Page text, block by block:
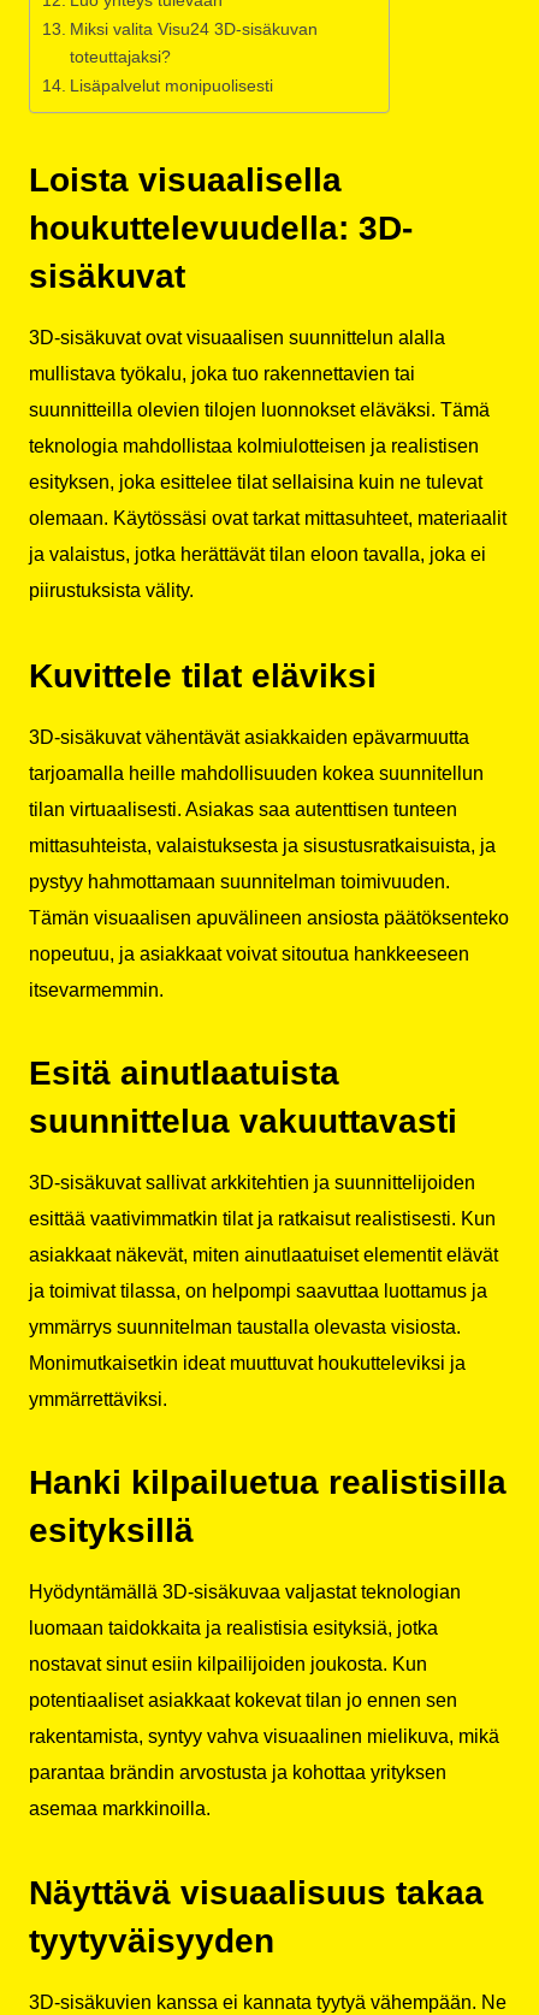
Miksi valita Visu24 3D-sisäkuvan
toteuttajaksi?
Lisäpalvelut monipuolisesti
Loista visuaalisella
houkuttelevuudella: 3D-
sisäkuvat
3D-sisäkuvat ovat visuaalisen suunnittelun alalla
mullistava työkalu, joka tuo rakennettavien tai
suunnitteilla olevien tilojen luonnokset eläväksi. Tämä
teknologia mahdollistaa kolmiulotteisen ja realistisen
esityksen, joka esittelee tilat sellaisina kuin ne tulevat
olemaan. Käytössäsi ovat tarkat mittasuhteet, materiaalit
ja valaistus, jotka herättävät tilan eloon tavalla, joka ei
piirustuksista välity.
Kuvittele tilat eläviksi
3D-sisäkuvat vähentävät asiakkaiden epävarmuutta
tarjoamalla heille mahdollisuuden kokea suunnitellun
tilan virtuaalisesti. Asiakas saa autenttisen tunteen
mittasuhteista, valaistuksesta ja sisustusratkaisuista, ja
pystyy hahmottamaan suunnitelman toimivuuden.
Tämän visuaalisen apuvälineen ansiosta päätöksenteko
nopeutuu, ja asiakkaat voivat sitoutua hankkeeseen
itsevarmemmin.
Esitä ainutlaatuista
suunnittelua vakuuttavasti
3D-sisäkuvat sallivat arkkitehtien ja suunnittelijoiden
esittää vaativimmatkin tilat ja ratkaisut realistisesti. Kun
asiakkaat näkevät, miten ainutlaatuiset elementit elävät
ja toimivat tilassa, on helpompi saavuttaa luottamus ja
ymmärrys suunnitelman taustalla olevasta visiosta.
Monimutkaisetkin ideat muuttuvat houkutteleviksi ja
ymmärrettäviksi.
Hanki kilpailuetua realistisilla
esityksillä
Hyödyntämällä 3D-sisäkuvaa valjastat teknologian
luomaan taidokkaita ja realistisia esityksiä, jotka
nostavat sinut esiin kilpailijoiden joukosta. Kun
potentiaaliset asiakkaat kokevat tilan jo ennen sen
rakentamista, syntyy vahva visuaalinen mielikuva, mikä
parantaa brändin arvostusta ja kohottaa yrityksen
asemaa markkinoilla.
Näyttävä visuaalisuus takaa
tyytyväisyyden
3D-sisäkuvien kanssa ei kannata tyytyä vähempään. Ne